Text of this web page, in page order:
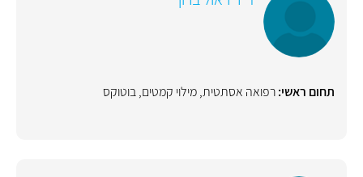
תחום ראשי:רפואה אסתטית,מילוי קמטים,בוטוקס